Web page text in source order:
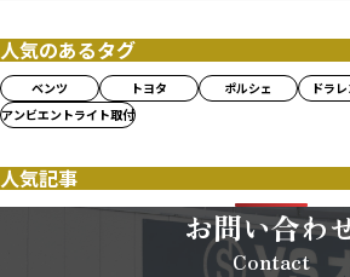
人気のあるタグ
ベンツ トヨタ ポルシェ ドラ
アンビエントライト取付
人気記事
お問い合わ
Contact